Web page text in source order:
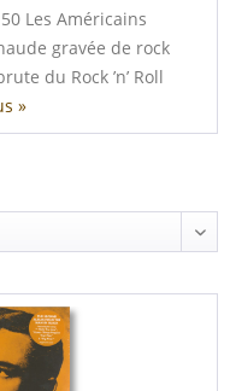
Les Américains
gravée de rock
du Rock ’n’ Roll
»